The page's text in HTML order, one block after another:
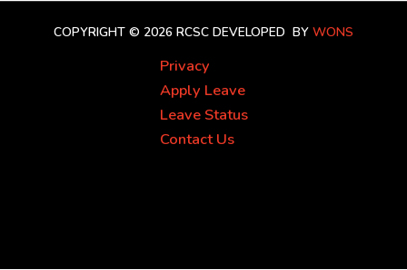
COPYRIGHT © 2026 RCSC DEVELOPED BY WONS
Privacy
Apply Leave
Leave Status
Contact Us